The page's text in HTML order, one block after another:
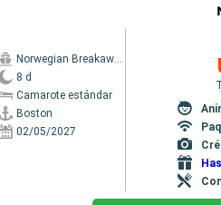
Norwegian Breakaway
8 d
Camarote estándar
Boston
02/05/2027